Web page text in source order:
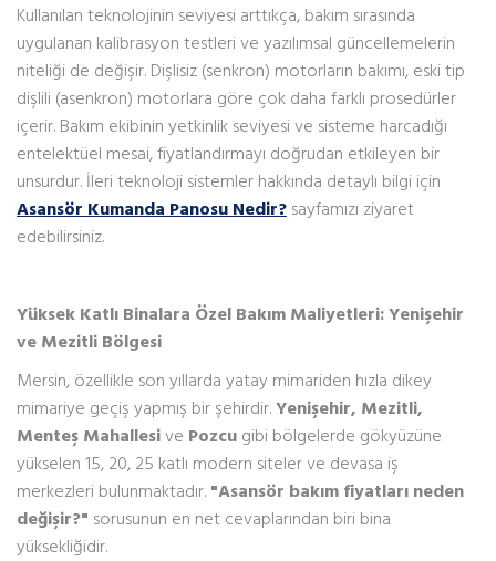
Kullanılan teknolojinin seviyesi arttıkça, bakım sırasında
uygulanan kalibrasyon testleri ve yazılımsal güncellemelerin
niteliği de değişir. Dişlisiz (senkron) motorların bakımı, eski tip
dişlili (asenkron) motorlara göre çok daha farklı prosedürler
içerir. Bakım ekibinin yetkinlik seviyesi ve sisteme harcadığı
entelektüel mesai, fiyatlandırmayı doğrudan etkileyen bir
unsurdur. İleri teknoloji sistemler hakkında detaylı bilgi için
Asansör Kumanda Panosu Nedir? sayfamızı ziyaret
edebilirsiniz.
Yüksek Katlı Binalara Özel Bakım Maliyetleri: Yenişehir
ve Mezitli Bölgesi
Mersin, özellikle son yıllarda yatay mimariden hızla dikey
mimariye geçiş yapmış bir şehirdir.Yenişehir, Mezitli,
Menteş Mahallesive Pozcu gibi bölgelerde gökyüzüne
yükselen 15, 20, 25 katlı modern siteler ve devasa iş
merkezleri bulunmaktadır. "Asansör bakım fiyatları neden
değişir?" sorusunun en net cevaplarından biri bina
yüksekliğidir.